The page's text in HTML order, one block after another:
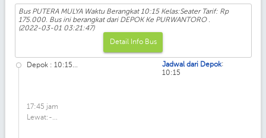
Bus PUTERA MULYA Waktu Berangkat 10:15 Kelas:Seater Tarif: Rp
175.000. Bus ini berangkat dari DEPOK Ke PURWANTORO .
(2022-03-01 03:21:47)
Detail Info Bus
Depok : 10:15...
17:45 jam
Lewat:-...
Jadwal dari Depok:
10:15